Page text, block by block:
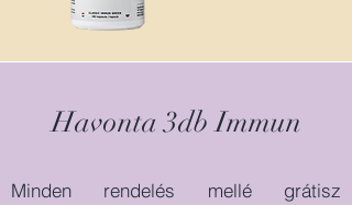
Havonta 3db Immun
Minden rendelés mellé grátisz